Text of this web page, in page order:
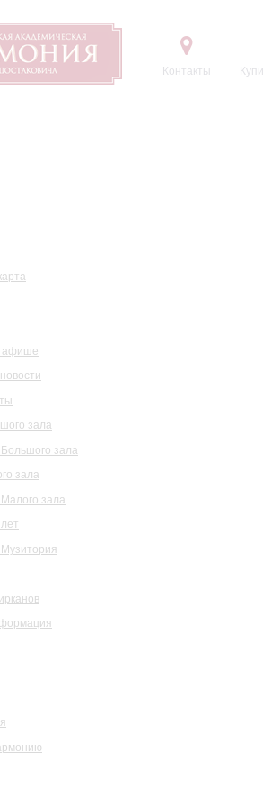
Контакты
афише
зала
зала
зала
зала